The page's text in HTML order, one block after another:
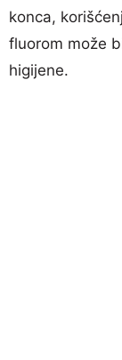
konca,
fluorom može
higijene.